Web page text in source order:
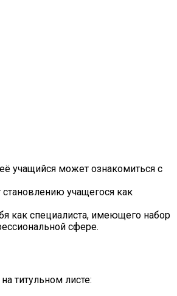
учащийся может ознакомиться с
становлению учащегося как
как специалиста, имеющего набор
сфере.
титульном листе: